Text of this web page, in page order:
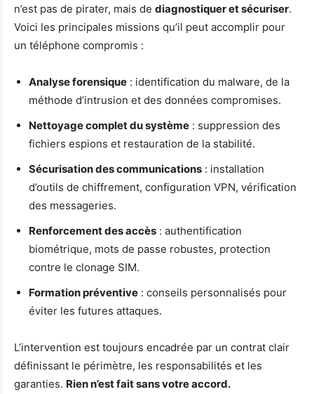
n’est pas de pirater, mais de diagnostiquer et sécuriser.
Voici les principales missions qu’il peut accomplir pour
un téléphone compromis :
Analyse forensique : identification du malware, de la
méthode d’intrusion et des données compromises.
Nettoyage complet du système : suppression des
fichiers espions et restauration de la stabilité.
Sécurisation des communications : installation
d’outils de chiffrement, configuration VPN, vérification
des messageries.
Renforcement des accès : authentification
biométrique, mots de passe robustes, protection
contre le clonage SIM.
Formation préventive : conseils personnalisés pour
éviter les futures attaques.
L’intervention est toujours encadrée par un contrat clair
définissant le périmètre, les responsabilités et les
garanties. Rien n’est fait sans votre accord.